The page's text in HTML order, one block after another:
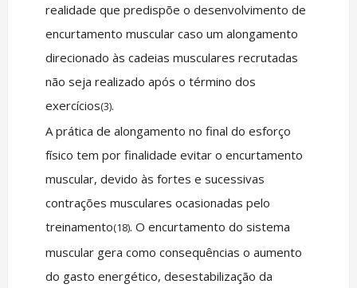
realidade que predispõe o desenvolvimento de
encurtamento muscular caso um alongamento
direcionado às cadeias musculares recrutadas
não seja realizado após o término dos
exercícios(3).
A prática de alongamento no final do esforço
físico tem por finalidade evitar o encurtamento
muscular, devido às fortes e sucessivas
contrações musculares ocasionadas pelo
treinamento(18). O encurtamento do sistema
muscular gera como consequências o aumento
do gasto energético, desestabilização da